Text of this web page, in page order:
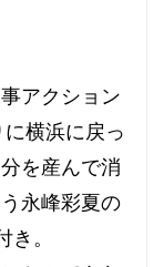
アクション
横浜に戻っ
を産んで消
永峰彩夏の
。